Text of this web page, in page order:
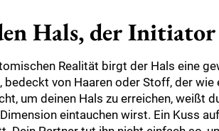
Hals, der
Realität birgt der Hals eine
von Haaren oder Stoff, der
um deinen Hals zu erreichen, weißt
eintauchen wirst. Ein Kuss